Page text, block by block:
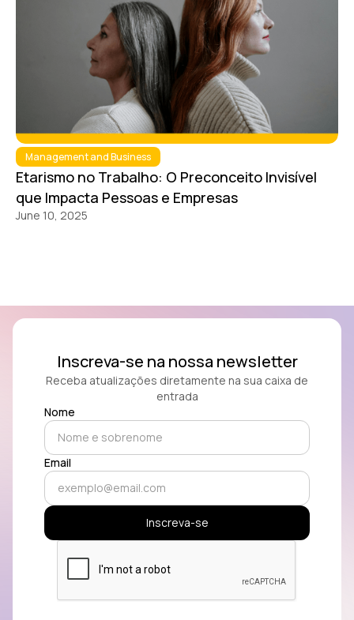
Management and Business
Etarismo no Trabalho: O Preconceito Invisível
que Impacta Pessoas e Empresas
June 10, 2025
Inscreva-se na nossa newsletter
Receba atualizações diretamente na sua caixa de
entrada
Nome
Email